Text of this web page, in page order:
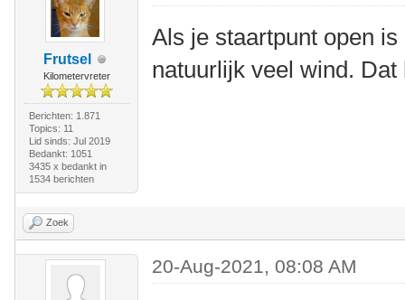
Frutsel
Kilometervreter
Berichten: 1.871
Topics: 11
Lid sinds: Jul 2019
Bedankt: 1051
3435 x bedankt in
1534 berichten
Als je staartpunt open
natuurlijk veel wind.
Zoek
20-Aug-2021, 08:08 AM